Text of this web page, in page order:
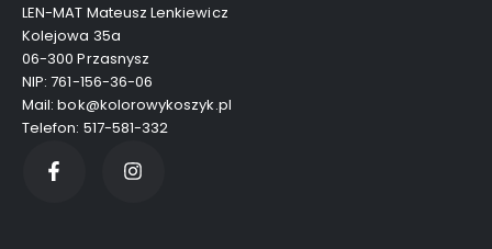
LEN-MAT Mateusz Lenkiewicz
Kolejowa 35a
06-300 Przasnysz
NIP: 761-156-36-06
Mail: bok@kolorowykoszyk.pl
Telefon: 517-581-332